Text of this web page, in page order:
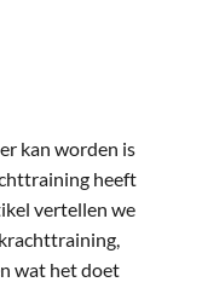
kan worden is
heeft
vertellen we
wat het doet